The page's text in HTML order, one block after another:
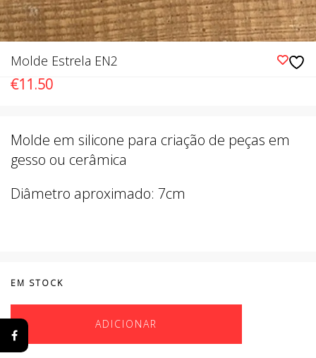
Molde Estrela EN2
€11.50
Molde em silicone para criação de peças em
gesso ou cerâmica
Diâmetro aproximado: 7cm
EM STOCK
ADICIONAR